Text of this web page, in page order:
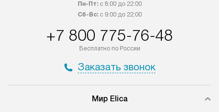
Пн-Пт:с 8:00 до 22:00
Сб-Вс:с 9:00 до 22:00
+7 800 775-76-48
Бесплатно по России
Заказать звонок
Мир Elica